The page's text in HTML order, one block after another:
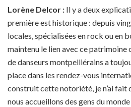
Lorène Delcor : Il y a deux
première est historique : depuis
locales, spécialisées en rock ou en
maintenu le lien avec ce patrimoine
de danseurs montpelliérains a
place dans les rendez-vous
construit cette notoriété, je n’ai fait
nous accueillons des gens du monde